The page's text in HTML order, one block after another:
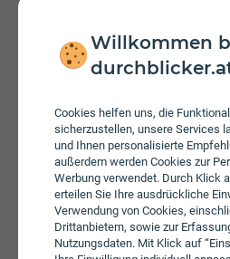
Willkommen
Cookies helfen uns, die
sicherzustellen, unsere Services
und Ihnen personalisierte
außerdem werden Cookies zur
Werbung verwendet. Durch Klick
erteilen Sie Ihre ausdrückliche
Verwendung von Cookies,
Drittanbietern, sowie zur
Nutzungsdaten. Mit Klick auf
NFC
Gerät
Akku
Speicherkarte
Betriebssystem
Prozessor